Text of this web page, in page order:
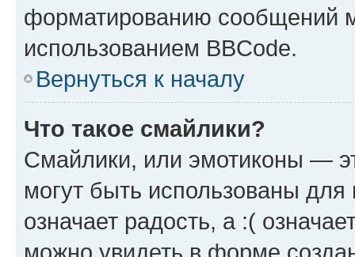
форматированию сообщений
использованием BBCode.
Вернуться к началу
Что такое смайлики?
Смайлики, или эмотиконы —
могут быть использованы
означает радость, а :(